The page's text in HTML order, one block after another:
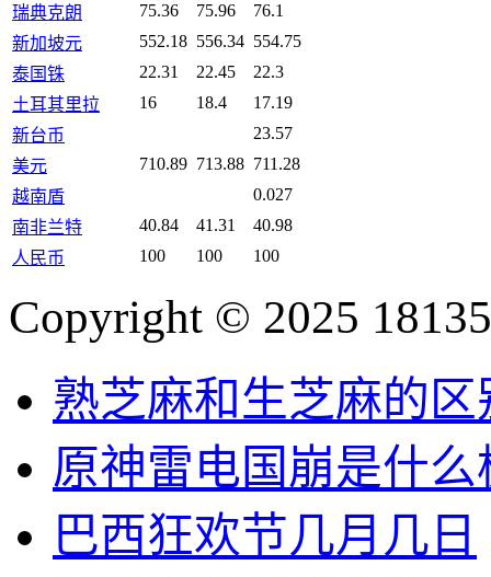
瑞典克朗
75.36 75.96
76.1
新加坡元
552.18 556.34 554.75
泰国铢
22.31 22.45
22.3
土耳其里拉
16 18.4
17.19
新台币
23.57
美元
710.89 713.88 711.28
越南盾
0.027
南非兰特
40.84 41.31
40.98
人民币
100 100 100
Copyright © 2025
熟芝麻和生芝麻的区
原神雷电国崩是什么
巴西狂欢节几月几日